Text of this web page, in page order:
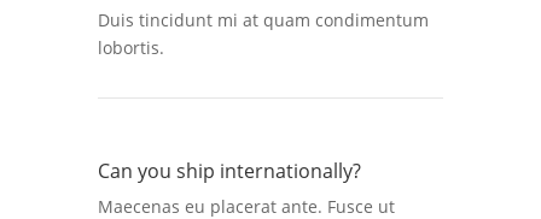
Duis tincidunt mi at quam condimentum
lobortis.
Can you ship internationally?
Maecenas eu placerat ante. Fusce ut